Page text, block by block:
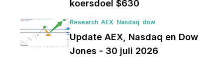
koersdoel $630
Research AEX Nasdaq dow
Update AEX, Nasdaq en Dow
Jones - 30 juli 2026